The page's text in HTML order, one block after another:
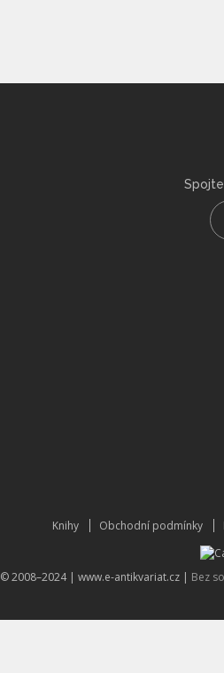
Knihy Obchodní podmínky
© 2008–2024 | www.e-antikvariat.cz | Bez